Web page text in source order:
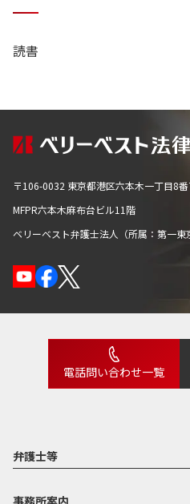
読書
〒106-0032 東京都港区六本木一丁目8
MFPR六本木麻布台ビル11階
ベリーベスト弁護士法人（所属：第一東
電話問い合わせ一覧
弁護士等
事務所案内